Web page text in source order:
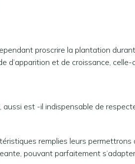
proscrire la plantation
et de croissance, celle-
est -il indispensable de
remplies leurs permettrons
pouvant parfaitement